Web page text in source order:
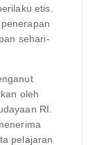
etis.
sehari-
oleh
RI.
pelajaran